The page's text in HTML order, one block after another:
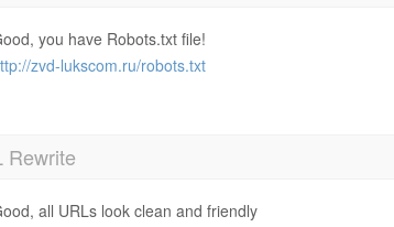
you have Robots.txt file!
zvd-lukscom.ru/robots.txt
Rewrite
all URLs look clean and friendly